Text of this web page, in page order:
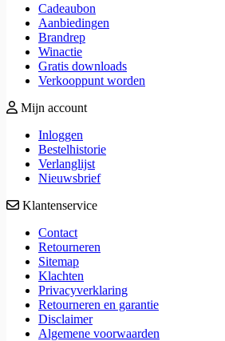
Cadeaubon
Aanbiedingen
Brandrep
Winactie
Gratis downloads
Verkooppunt worden
Mijn account
Inloggen
Bestelhistorie
Verlanglijst
Nieuwsbrief
Klantenservice
Contact
Retourneren
Sitemap
Klachten
Privacyverklaring
Retourneren en garantie
Disclaimer
Algemene voorwaarden